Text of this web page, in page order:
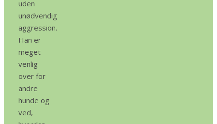
uden
unødvendig
aggression.
Han er
meget
venlig
over for
andre
hunde og
ved,